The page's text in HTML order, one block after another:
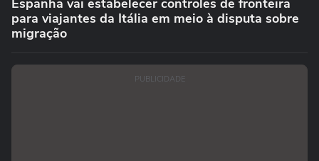
Espanha vai estabelecer controles de fronteira
para viajantes da Itália em meio à disputa sobre
migração
PUBLICIDADE